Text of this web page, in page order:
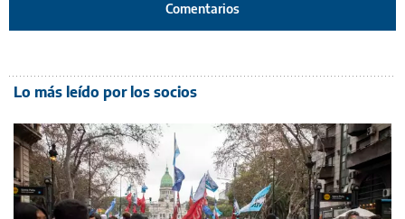
Comentarios
Lo más leído por los socios